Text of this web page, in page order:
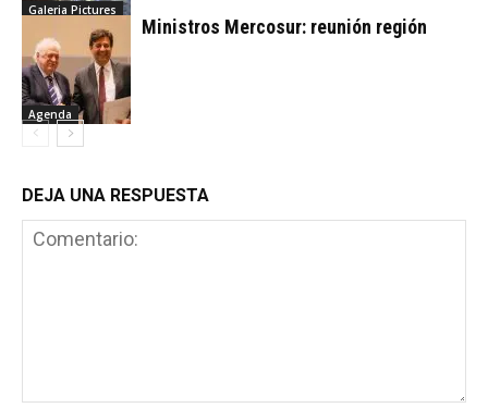
Galeria Pictures
Agenda
Ministros Mercosur: reunión región
DEJA UNA RESPUESTA